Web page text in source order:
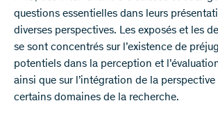
questions essentielles dans leurs
diverses perspectives. Les exposés et les
se sont concentrés sur l’existence de
potentiels dans la perception et
ainsi que sur l’intégration de la
certains domaines de la recherche.